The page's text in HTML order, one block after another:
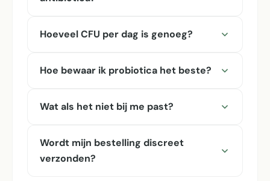
Hoeveel CFU per dag is genoeg?
Hoe bewaar ik probiotica het beste?
Wat als het niet bij me past?
Wordt mijn bestelling discreet
verzonden?